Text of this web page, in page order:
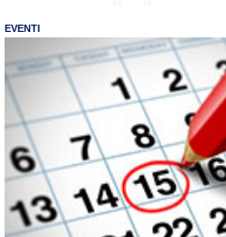
EVENTI